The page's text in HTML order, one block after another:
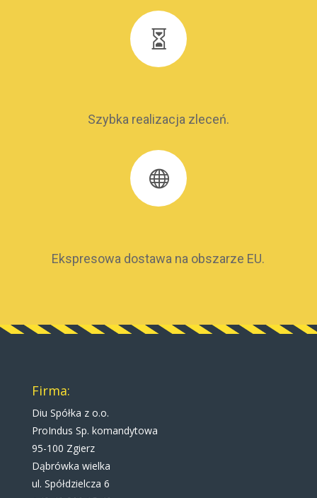

Szybka realizacja zleceń.

Ekspresowa dostawa na obszarze EU.
Firma:
Diu Spółka z o.o.
ProIndus Sp. komandytowa
95-100 Zgierz
Dąbrówka wielka
ul. Spółdzielcza 6